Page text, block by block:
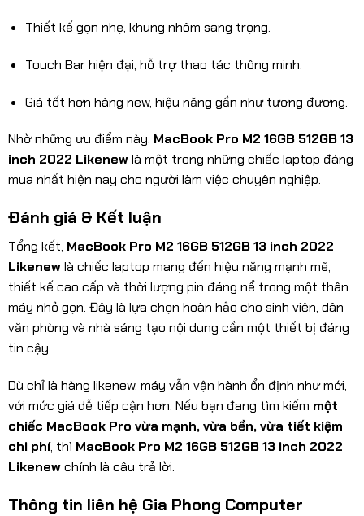
Thiết kế gọn nhẹ, khung nhôm sang trọng.
Touch Bar hiện đại, hỗ trợ thao tác thông minh.
Giá tốt hơn hàng new, hiệu năng gần như tương đương.
Nhờ những ưu điểm này, MacBook Pro M2 16GB 512GB 13
inch 2022 Likenewlà một trong những chiếc laptop đáng
mua nhất hiện nay cho người làm việc chuyên nghiệp.
Đánh giá & Kết luận
Tổng kết, MacBook Pro M2 16GB 512GB 13 inch 2022
Likenewlà chiếc laptop mang đến hiệu năng mạnh mẽ,
thiết kế cao cấp và thời lượng pin đáng nể trong một thân
máy nhỏ gọn. Đây là lựa chọn hoàn hảo cho sinh viên, dân
văn phòng và nhà sáng tạo nội dung cần một thiết bị đáng
tin cậy.
Dù chỉ là hàng likenew, máy vẫn vận hành ổn định như mới,
với mức giá dễ tiếp cận hơn. Nếu bạn đang tìm kiếm một
chiếc MacBook Pro vừa mạnh, vừa bền, vừa tiết kiệm
chi phí, thì MacBook Pro M2 16GB 512GB 13 inch 2022
Likenewchính là câu trả lời.
Thông tin liên hệ Gia Phong Computer